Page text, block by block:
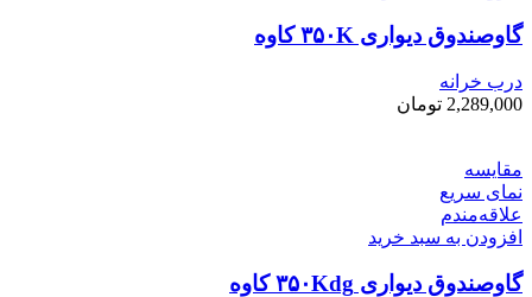
گاوصندوق دیواری ۳۵۰K کاوه
درب خرانه
2,289,000 تومان
مقایسه
نمای سریع
علاقه‌مندم
افزودن به سبد خرید
گاوصندوق دیواری ۳۵۰Kdg کاوه